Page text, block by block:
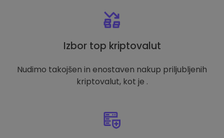
Izbor top kriptovalut
Nudimo takojšen in enostaven nakup priljubljenih
kriptovalut, kot je .